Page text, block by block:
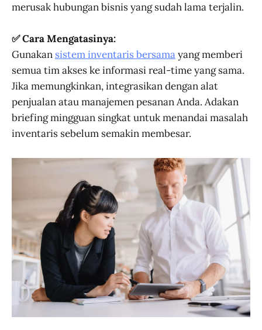
merusak hubungan bisnis yang sudah lama terjalin.
✅ Cara Mengatasinya:
Gunakan sistem inventaris bersamayang memberi
semua tim akses ke informasi real-time yang sama.
Jika memungkinkan, integrasikan dengan alat
penjualan atau manajemen pesanan Anda. Adakan
briefing mingguan singkat untuk menandai masalah
inventaris sebelum semakin membesar.